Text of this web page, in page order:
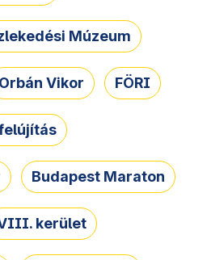
Múzeum
Orbán Vikor FÖRI
Budapest Maraton
kerület